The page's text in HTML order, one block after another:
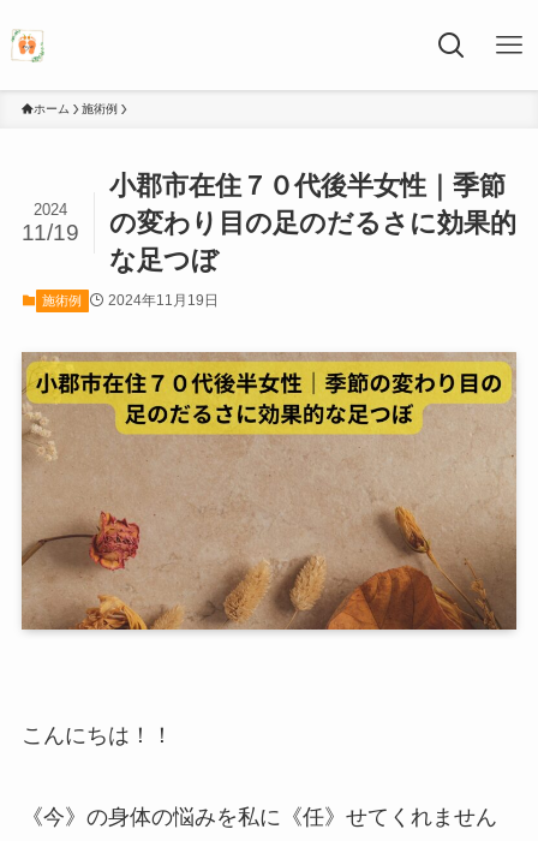
ホーム 施術例
小郡市在住７０代後半女性｜季節
の変わり目の足のだるさに効果的
な足つぼ
2024
11/19
施術例 2024年11月19日
こんにちは！！
《今》の身体の悩みを私に《任》せてくれません